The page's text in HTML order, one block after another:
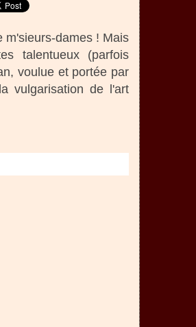
m'sieurs-dames ! Mais
talentueux (parfois
voulue et portée par
vulgarisation de l'art